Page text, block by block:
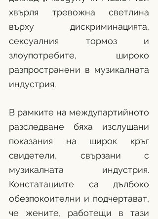
хвърля тревожна светлина
върху дискриминацията,
сексуалния тормоз и
злоупотребите, широко
разпространени в музикалната
индустрия.
В рамките на междупартийното
разследване бяха изслушани
показания на широк кръг
свидетели, свързани с
музикалната индустрия.
Констатациите са дълбоко
обезпокоителни и подчертават,
че жените, работещи в тази